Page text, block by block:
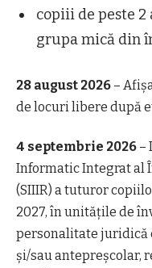
copiii de peste
grupa mică din
28 august 2026 –
de locuri libere după
4 septembrie 2026 –
Informatic Integrat al
(SIIIR) a tuturor
2027, în unitățile de
personalitate juridică
și/sau antepreșcolar,